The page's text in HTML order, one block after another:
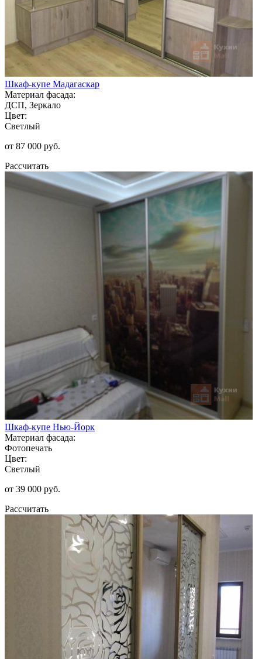
Шкаф-купе Мадагаскар
Материал фасада:
ДСП, Зеркало
Цвет:
Светлый
от 87 000 руб.
Рассчитать
Шкаф-купе Нью-Йорк
Материал фасада:
Фотопечать
Цвет:
Светлый
от 39 000 руб.
Рассчитать